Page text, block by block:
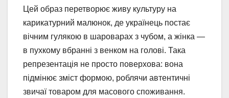
Цей образ перетворює живу культуру на
карикатурний малюнок, де українець постає
вічним гулякою в шароварах з чубом, а жінка —
в пухкому вбранні з венком на голові. Така
репрезентація не просто поверхова: вона
підмінює зміст формою, роблячи автентичні
звичаї товаром для масового споживання.